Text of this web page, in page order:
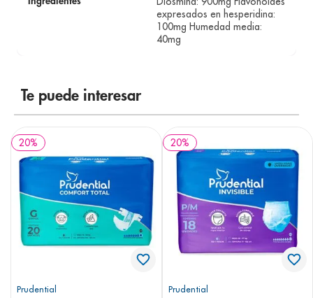
expresados en hesperidina:
100mg Humedad media:
40mg
Te puede interesar
20%
Prudential
20%
Prudential